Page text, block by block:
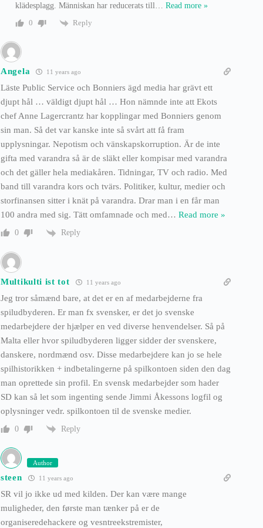
klädesplagg. Människan har reducerats till
Read more »
0
Reply
Angela 11 years ago
Läste Public Service och Bonniers ägd media har grävt ett
djupt hål … väldigt djupt hål … Hon nämnde inte att Ekots
chef Anne Lagercrantz har kopplingar med Bonniers genom
sin man. Så det var kanske inte så svårt att få fram
upplysningar. Nepotism och vänskapskorruption. Är de inte
gifta med varandra så är de släkt eller kompisar med varandra
och det gäller hela mediakåren. Tidningar, TV och radio. Med
band till varandra kors och tvärs. Politiker, kultur, medier och
storfinansen sitter i knät på varandra. Drar man i en får man
100 andra med sig. Tätt omfamnade och med… Read more »
0 Reply
Multikulti ist tot 11 years ago
Jeg tror såmænd bare, at det er en af medarbejderne fra
spiludbyderen. Er man fx svensker, er det jo svenske
medarbejdere der hjælper en ved diverse henvendelser. Så på
Malta eller hvor spiludbyderen ligger sidder der svenskere,
danskere, nordmænd osv. Disse medarbejdere kan jo se hele
spilhistorikken + indbetalingerne på spilkontoen siden den dag
man oprettede sin profil. En svensk medarbejder som hader
SD kan så let som ingenting sende Jimmi Åkessons logfil og
oplysninger vedr. spilkontoen til de svenske medier.
0 Reply
Author
steen 11 years ago
SR vil jo ikke ud med kilden. Der kan være mange
muligheder, den første man tænker på er de
organiseredehackere og vesntreekstremister,